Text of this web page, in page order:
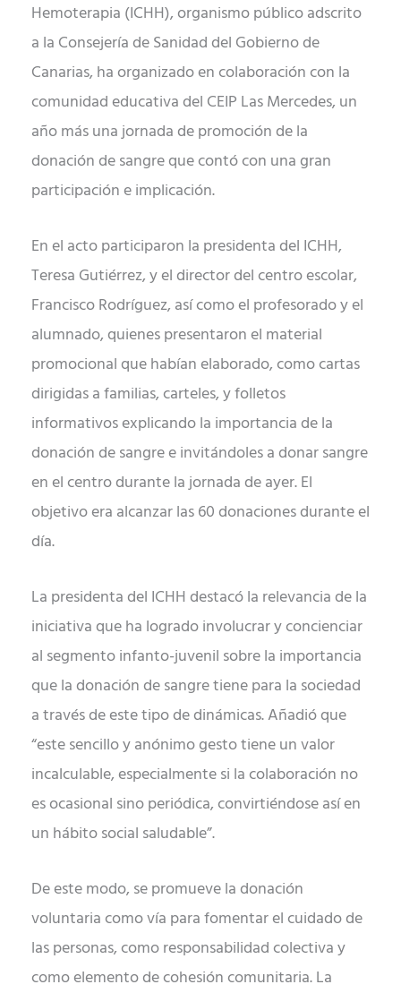
Hemoterapia (ICHH), organismo público adscrito
a la Consejería de Sanidad del Gobierno de
Canarias, ha organizado en colaboración con la
comunidad educativa del CEIP Las Mercedes, un
año más una jornada de promoción de la
donación de sangre que contó con una gran
participación e implicación.
En el acto participaron la presidenta del ICHH,
Teresa Gutiérrez, y el director del centro escolar,
Francisco Rodríguez, así como el profesorado y el
alumnado, quienes presentaron el material
promocional que habían elaborado, como cartas
dirigidas a familias, carteles, y folletos
informativos explicando la importancia de la
donación de sangre e invitándoles a donar sangre
en el centro durante la jornada de ayer. El
objetivo era alcanzar las 60 donaciones durante el
día.
La presidenta del ICHH destacó la relevancia de la
iniciativa que ha logrado involucrar y concienciar
al segmento infanto-juvenil sobre la importancia
que la donación de sangre tiene para la sociedad
a través de este tipo de dinámicas. Añadió que
“este sencillo y anónimo gesto tiene un valor
incalculable, especialmente si la colaboración no
es ocasional sino periódica, convirtiéndose así en
un hábito social saludable”.
De este modo, se promueve la donación
voluntaria como vía para fomentar el cuidado de
las personas, como responsabilidad colectiva y
como elemento de cohesión comunitaria. La